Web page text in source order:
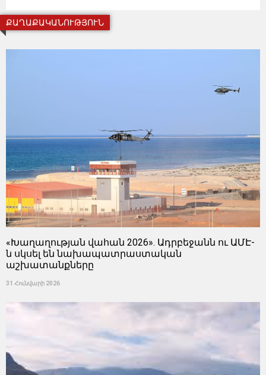
ՔԱՂԱՔԱԿԱՆՈՒԹՅՈՒՆ
«Խաղաղության վահան 2026». Ադրբեջանն ու ԱՄԷ-
ն սկսել են նախապատրաստական ​​
աշխատանքները
31 Հունվարի 2026